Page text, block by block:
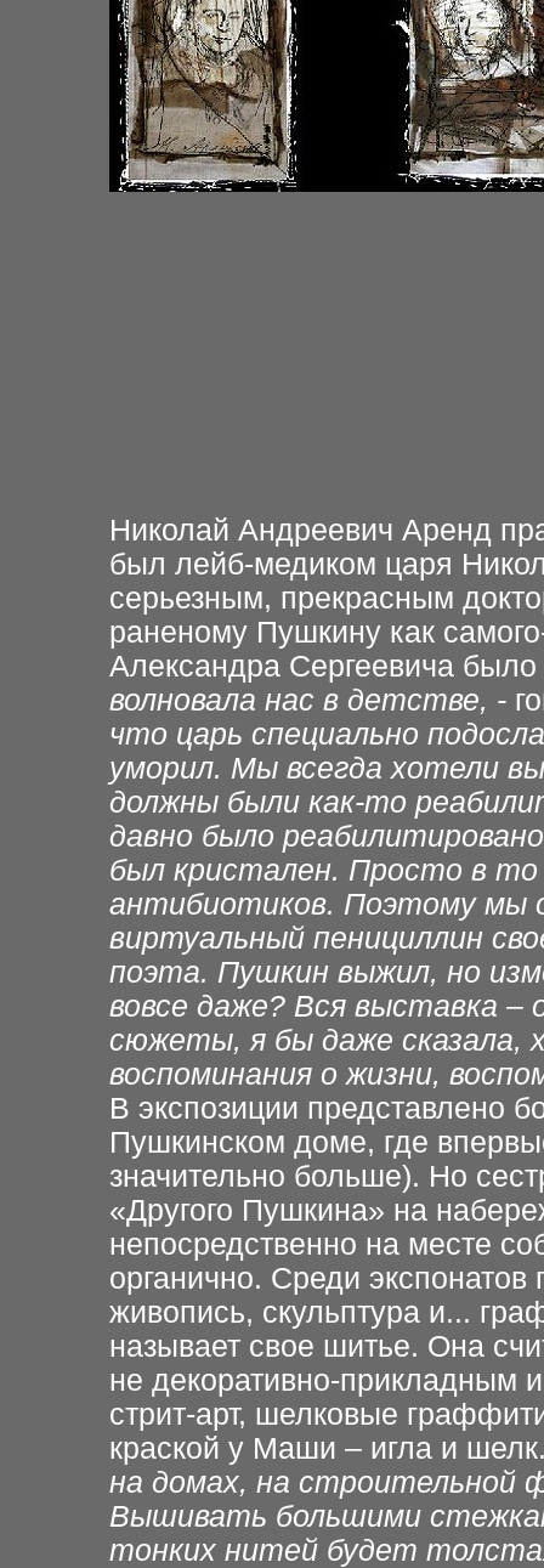
Николай Андреевич Аренд
был лейб-медиком царя
серьезным, прекрасным
раненому Пушкину как
Александра Сергеевича
волновала нас в детстве, -
что царь специально
уморил. Мы всегда хотели
должны были как-то
давно было
был кристален. Просто в
антибиотиков. Поэтому мы
виртуальный пенициллин
поэта. Пушкин выжил, но
вовсе даже? Вся выставка
сюжеты, я бы даже сказала,
воспоминания о жизни,
В экспозиции представлено
Пушкинском доме, где
значительно больше). Но
«Другого Пушкина» на
непосредственно на месте
органично. Среди
живопись, скульптура и...
называет свое шитье. Она
не декоративно-прикладным
стрит-арт, шелковые
краской у Маши – игла и
на домах, на строительной
Вышивать большими
тонких нитей будет